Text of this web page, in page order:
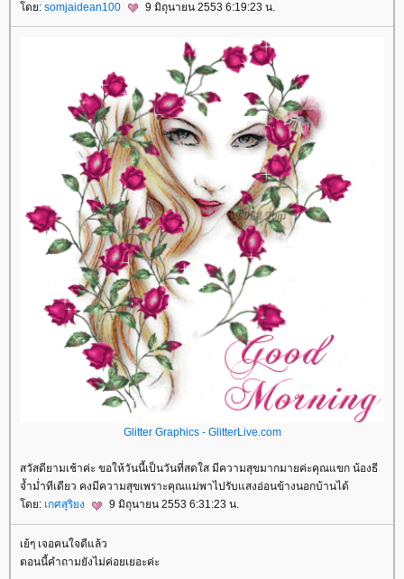
ดย: somjaidean100 9 มิถุนายน 2553 6:19:23 น.
Glitter Graphics - GlitterLive.com
สวัสดียามเช้าค่ะ ขอให้วันนี้เป็นวันที่สดใส มีความสุขมากมายค่ะคุณแขก น้องธี
จ้ำม่ำทีเดียว คงมีความสุขเพราะคุณแม่พาไปรับแสงอ่อนข้างนอกบ้านได้
ดย: เกศสุริยง 9 มิถุนายน 2553 6:31:23 น.
เย้ๆ เจอคนใจดีแล้ว
ตอนนี้คำถามยังไม่ค่อยเยอะค่ะ